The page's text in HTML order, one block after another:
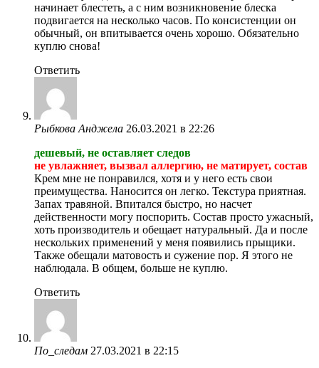
начинает блестеть, а с ним возникновение блеска
подвигается на несколько часов. По консистенции он
обычный, он впитывается очень хорошо. Обязательно
куплю снова!
Ответить
Рыбкова Анджела 26.03.2021 в 22:26
дешевый, не оставляет следов
не увлажняет, вызвал аллергию, не матирует, состав
Крем мне не понравился, хотя и у него есть свои
преимущества. Наносится он легко. Текстура приятная.
Запах травяной. Впитался быстро, но насчет
действенности могу поспорить. Состав просто ужасный,
хоть производитель и обещает натуральный. Да и после
нескольких применений у меня появились прыщики.
Также обещали матовость и сужение пор. Я этого не
наблюдала. В общем, больше не куплю.
Ответить
По_следам 27.03.2021 в 22:15